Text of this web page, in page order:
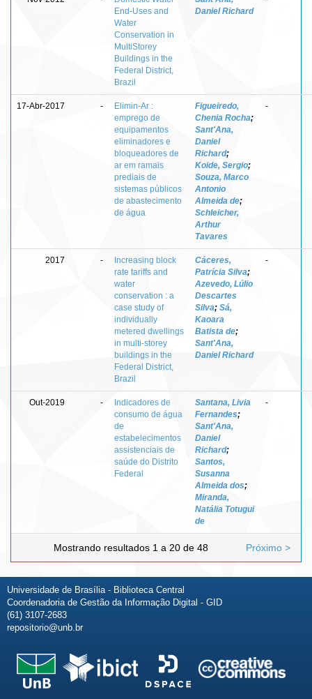
End-Uses and
Water
Conservation in
MultiStorey
Buildings in the
Federal District,
Brazil
Daniel Richard
17-Abr-2017 -
Elimin-Ar :
emprego de
equipamentos
eliminadores e
bloqueadores de
ar em ramais
prediais de
sistemas públicos
de abastecimento
de água
Figueiredo,
Chenia Rocha;
Sant'Ana,
Daniel
Richard;
Koide, Sergio;
Souza, Marco
Antonio
Almeida de;
Schleicher,
Arthur
Tavares
-
2017 -
Increasing block
rate tariffs and
water
conservation : a
case study of
individually
metered dwellings
in multi-storey
buildings in the
Federal District,
Brazil
Cáceres,
Patrícia Silva;
Azevedo, Lúlio
Descartes
Silva; Sá,
Kaoara
Batista de;
Sant'Ana,
Daniel Richard
-
Out-2019 -
Indicadores de
consumo de água
de
estabelecimentos
assistenciais de
saúde do Distrito
Federal
Santana, Livia
Fernandes;
Sant'Ana,
Daniel
Richard;
Santos,
Susanna
Almeida dos;
Miranda,
Natália Totugui
de
-
Mostrando resultados 1 a 20 de 48 Próximo >
Universidade de Brasília - Biblioteca Central
Coordenadoria de Gestão da Informação Digital - GID
(61) 3107-2683
repositorio@unb.br